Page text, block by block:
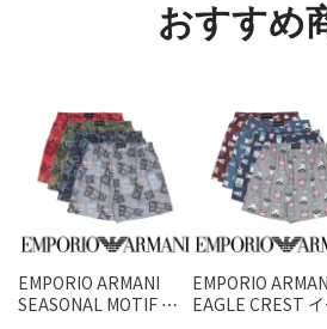
おすすめ
EMPORIO ARMANI
SEASONAL MOTIF シ
EMPORIO
EAGLE CREST